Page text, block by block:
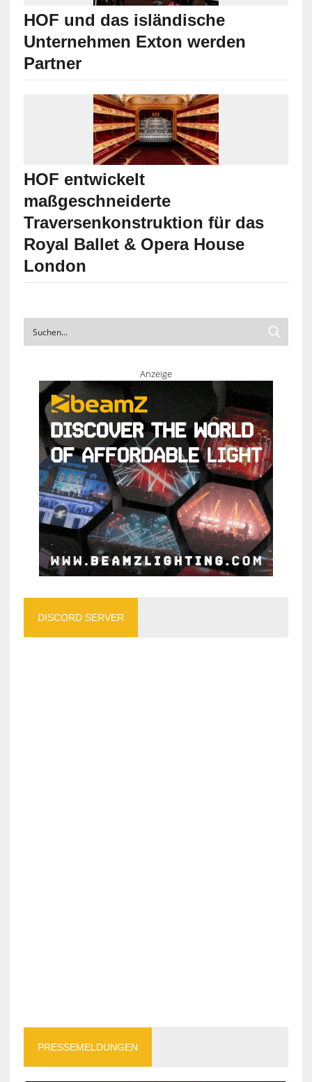
HOF und das isländische
Unternehmen Exton werden
Partner
HOF entwickelt
maßgeschneiderte
Traversenkonstruktion für das
Royal Ballet & Opera House
London
Anzeige
DISCORD SERVER
PRESSEMELDUNGEN